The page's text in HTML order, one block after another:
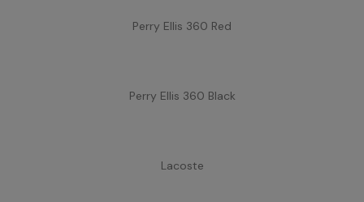
Perry Ellis 360 Red
Perry Ellis 360 Black
Lacoste